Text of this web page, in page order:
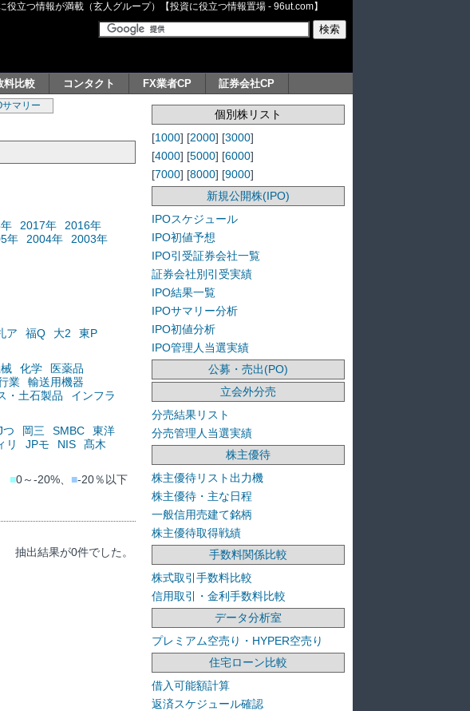
立つ情報が満載（玄人グループ）【投資に役立つ情報置場 - 96ut.com】
料比較 コンタクト FX業者CP 証券会社CP
サマリー
2017年
2016年
年 2004年
2003年
ア 福Q 大2
東P
化学
医薬品
業
輸送用機器
・土石製品
インフラ
つ 岡三 SMBC
東洋
リ JPモ NIS
髙木
■0～-20%、 ■-20％以下
抽出結果が0件でした。
個別株リスト
[1000] [2000] [3000]
[4000] [5000] [6000]
[7000] [8000] [9000]
新規公開株(IPO)
IPOスケジュール
IPO初値予想
IPO引受証券会社一覧
証券会社別引受実績
IPO結果一覧
IPOサマリー分析
IPO初値分析
IPO管理人当選実績
公募・売出(PO)
立会外分売
分売結果リスト
分売管理人当選実績
株主優待
株主優待リスト出力機
株主優待・主な日程
一般信用売建て銘柄
株主優待取得戦績
手数料関係比較
株式取引手数料比較
信用取引・金利手数料比較
データ分析室
プレミアム空売り・HYPER空売り
住宅ローン比較
借入可能額計算
返済スケジュール確認